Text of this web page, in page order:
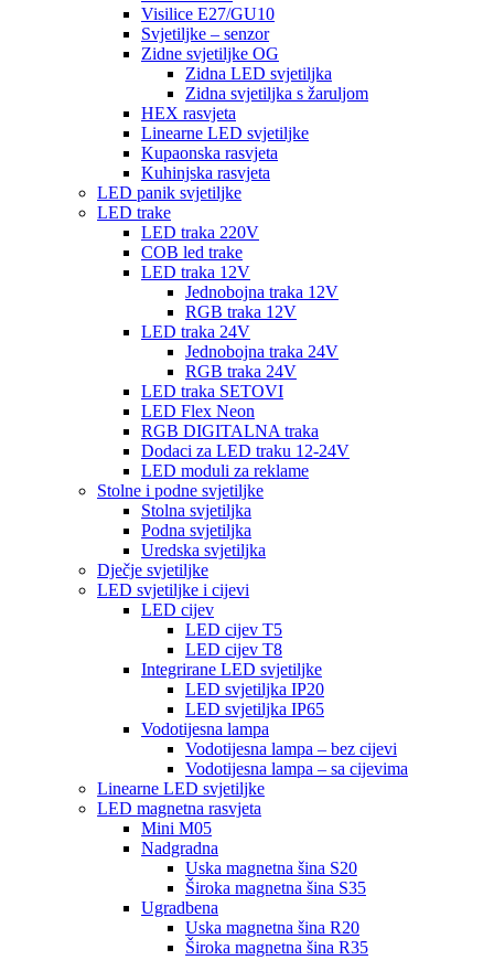
Visilice E27/GU10
Svjetiljke – senzor
Zidne svjetiljke OG
Zidna LED svjetiljka
Zidna svjetiljka s žaruljom
HEX rasvjeta
Linearne LED svjetiljke
Kupaonska rasvjeta
Kuhinjska rasvjeta
LED panik svjetiljke
LED trake
LED traka 220V
COB led trake
LED traka 12V
Jednobojna traka 12V
RGB traka 12V
LED traka 24V
Jednobojna traka 24V
RGB traka 24V
LED traka SETOVI
LED Flex Neon
RGB DIGITALNA traka
Dodaci za LED traku 12-24V
LED moduli za reklame
Stolne i podne svjetiljke
Stolna svjetiljka
Podna svjetiljka
Uredska svjetiljka
Dječje svjetiljke
LED svjetiljke i cijevi
LED cijev
LED cijev T5
LED cijev T8
Integrirane LED svjetiljke
LED svjetiljka IP20
LED svjetiljka IP65
Vodotijesna lampa
Vodotijesna lampa – bez cijevi
Vodotijesna lampa – sa cijevima
Linearne LED svjetiljke
LED magnetna rasvjeta
Mini M05
Nadgradna
Uska magnetna šina S20
Široka magnetna šina S35
Ugradbena
Uska magnetna šina R20
Široka magnetna šina R35